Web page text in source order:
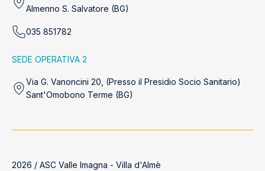
Almenno S. Salvatore (BG)
035 851782
SEDE OPERATIVA 2
Via G. Vanoncini 20, (Presso il Presidio Socio Sanitario)
Sant'Omobono Terme (BG)
2026 / ASC Valle Imagna - Villa d'Almè